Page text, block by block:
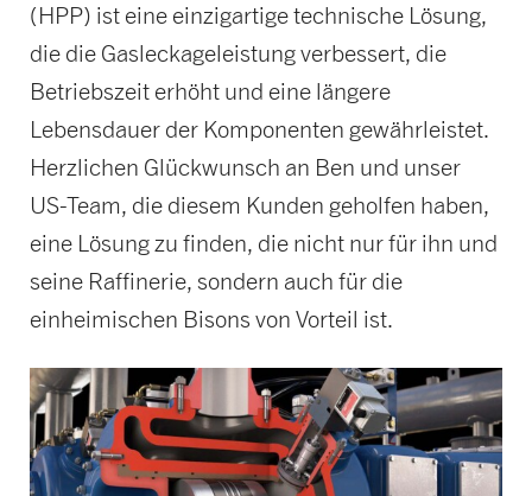
(HPP) ist eine einzigartige technische Lösung,
die die Gasleckageleistung verbessert, die
Betriebszeit erhöht und eine längere
Lebensdauer der Komponenten gewährleistet.
Herzlichen Glückwunsch an Ben und unser
US-Team, die diesem Kunden geholfen haben,
eine Lösung zu finden, die nicht nur für ihn und
seine Raffinerie, sondern auch für die
einheimischen Bisons von Vorteil ist.